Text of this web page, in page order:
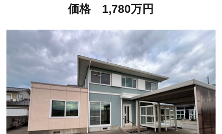
価格 1,780万円